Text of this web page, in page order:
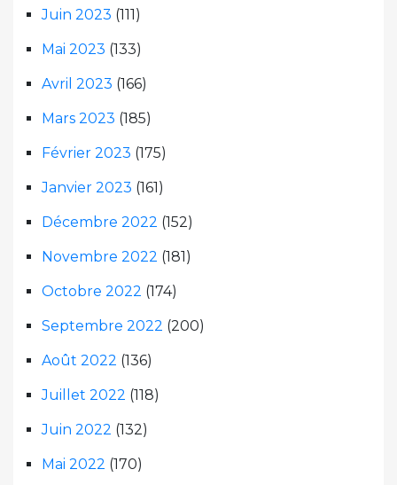
Juin 2023 (111)
Mai 2023 (133)
Avril 2023 (166)
Mars 2023 (185)
Février 2023 (175)
Janvier 2023 (161)
Décembre 2022 (152)
Novembre 2022 (181)
Octobre 2022 (174)
Septembre 2022 (200)
Août 2022 (136)
Juillet 2022 (118)
Juin 2022 (132)
Mai 2022 (170)